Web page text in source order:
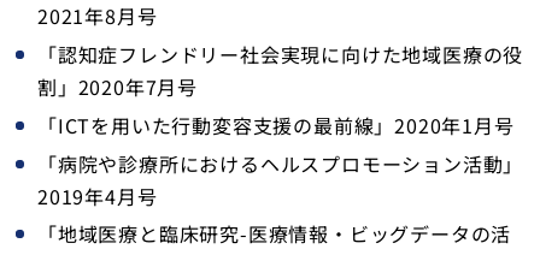
2021年8月号
「認知症フレンドリー社会実現に向けた地域医療の役
割」2020年7月号
「ICTを用いた行動変容支援の最前線」2020年1月号
「病院や診療所におけるヘルスプロモーション活動」
2019年4月号
「地域医療と臨床研究-医療情報・ビッグデータの活